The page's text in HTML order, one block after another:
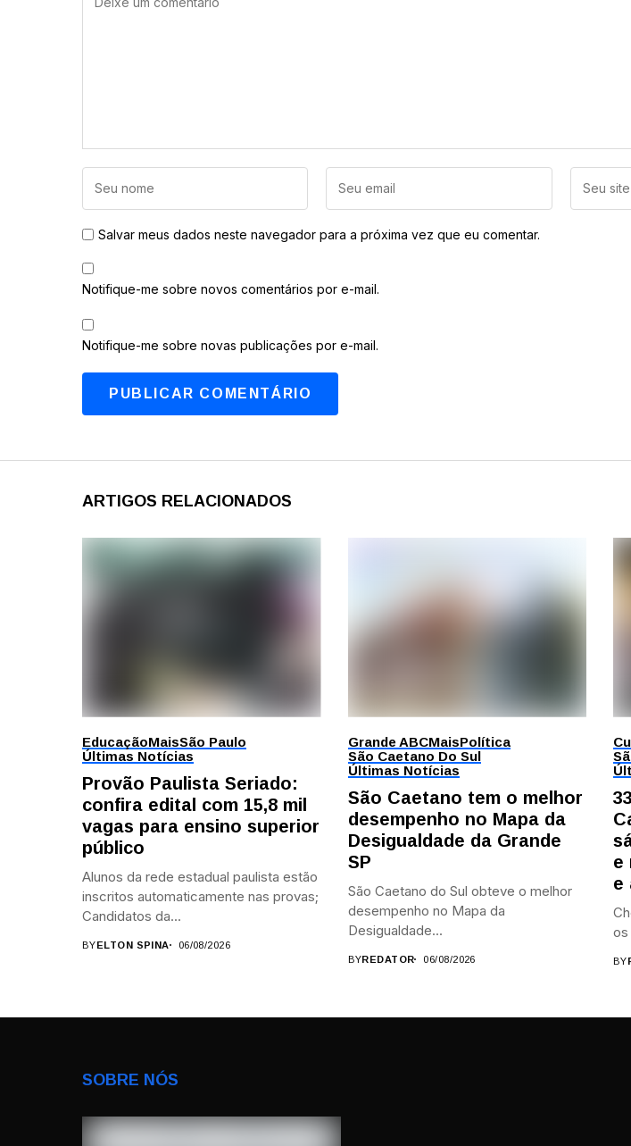
Salvar meus dados neste navegador para a próxima vez que eu comentar.
Notifique-me sobre novos comentários por e-mail.
Notifique-me sobre novas publicações por e-mail.
ARTIGOS RELACIONADOS
EducaçãoMaisSão Paulo
Últimas Notícias
Provão Paulista Seriado:
confira edital com 15,8 mil
vagas para ensino superior
público
Alunos da rede estadual paulista estão
inscritos automaticamente nas provas;
Candidatos da...
BYELTON SPINA 06/08/2026
Grande ABCMaisPolítica
São Caetano Do Sul
Últimas Notícias
São Caetano tem o melhor
desempenho no Mapa da
Desigualdade da Grande
SP
São Caetano do Sul obteve o melhor
desempenho no Mapa da
Desigualdade...
BYREDATOR 06/08/2026
e
e
os
BY
SOBRE NÓS